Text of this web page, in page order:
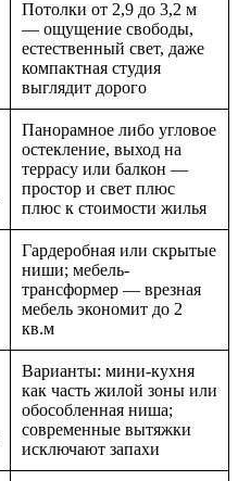
Потолки от 2,9 до 3,2 м
— ощущение свободы,
естественный свет, даже
компактная студия
выглядит дорого
Панорамное либо угловое
остекление, выход на
террасу или балкон —
простор и свет плюс
плюс к стоимости жилья
Гардеробная или скрытые
ниши; мебель-
трансформер — врезная
мебель экономит до 2
кв.м
Варианты: мини-кухня
как часть жилой зоны или
обособленная ниша;
современные вытяжки
исключают запахи